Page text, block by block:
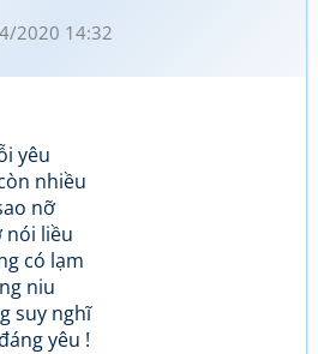
2020 14:32
yêu
nhiều
nỡ
nói liều
có lạm
niu
suy nghĩ
yêu !